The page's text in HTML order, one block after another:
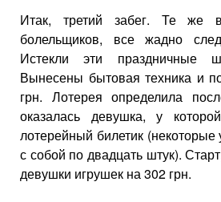
Итак, третий забег. Те же
болельщиков, все жадно
Истекли эти праздничные
Вынесены бытовая техника и
грн. Лотерея определила
оказалась девушка, у
лотерейный билетик (некоторые
с собой по двадцать штук).
девушки игрушек на 302 грн.